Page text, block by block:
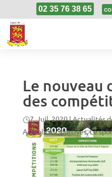
02 35 76 38 65
Le nouveau
des
7, Juil, 2020|Actualités
Actualités Sportives,Le